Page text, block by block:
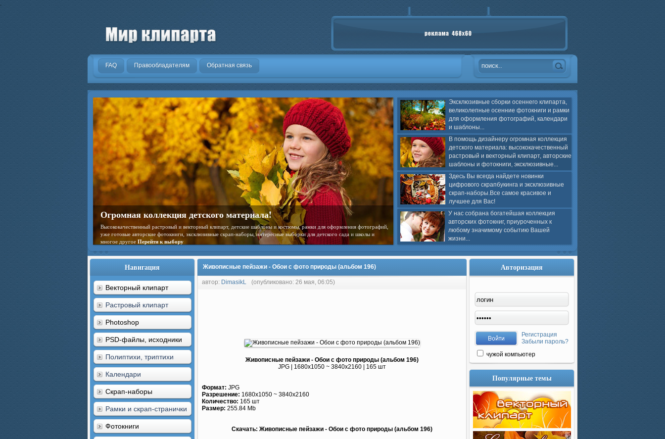
.
FAQ Правообладателям Обратная связь
Эксклюзивные сборки осеннего клипарта,
великолепные осенние фотокниги и рамки
для оформления фотографий, календари
и шаблоны...
В помощь дизайнеру огромная коллекция
детского материала: высококачественный
растровый и векторный клипарт, авторские
шаблоны и фотокниги, эксклюзивные...
Здесь Вы всегда найдете новинки
цифрового скрапбукинга и эксклюзивные
скрап-наборы.Все самое красивое и
лучшее для Вас!
У нас собрана богатейшая коллекция
авторских фотокниг, приуроченных к
любому значимому событию Вашей
жизни...
Огромная коллекция детского материала!
Высококачественный растровый и векторный клипарт, детские шаблоны и костюмы, рамки для оформления фотографий,
уже готовые авторские фотокниги, эксклюзивные скрап-наборы, интересные выборки для детского сада и школы и
многое другое Перейти к выбору
Навигация
Векторный клипарт
Растровый клипарт
Photoshop
PSD-файлы, исходники
Полиптихи, триптихи
Календари
Скрап-наборы
Рамки и скрап-странички
Фотокниги
Живописные пейзажи - Обои с фото природы (альбом 196)
автор: DimasikL (опубликовано: 26 мая, 06:05)
Живописные пейзажи - Обои с фото природы (альбом 196)
JPG | 1680x1050 ~ 3840x2160 | 165 шт
Формат: JPG
Разрешение: 1680x1050 ~ 3840x2160
Количество: 165 шт
Размер: 255.84 Mb
Скачать: Живописные пейзажи - Обои с фото природы (альбом 196)
Авторизация
Регистрация
Забыли пароль?
чужой компьютер
Популярные темы